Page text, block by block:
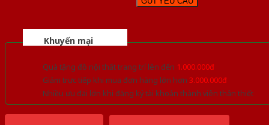
Khuyến mại
Quà tặng đồ nội thất trang trí lên đến 1.000.000đ
Giảm trực tiếp khi mua đơn hàng lớn hơn 3.000.000đ
Nhiều ưu đãi lớn khi đăng ký tài khoản thành viên thân thiết